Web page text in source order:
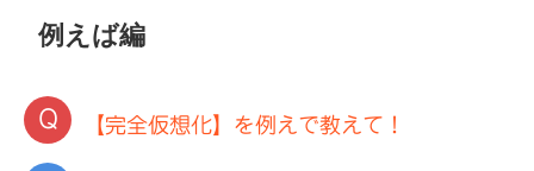
例えば編
【完全仮想化】を例えで教えて！